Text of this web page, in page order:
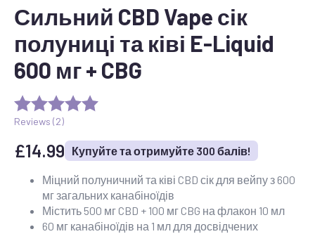
Сильний CBD Vape сік
полуниці та ківі E-Liquid
600 мг + CBG
Reviews (2)
£14.99 Купуйте та отримуйте 300 балів!
Міцний полуничний та ківі CBD сік для вейпу з 600
мг загальних канабіноїдів
Містить 500 мг CBD + 100 мг CBG на флакон 10 мл
60 мг канабіноїдів на 1 мл для досвідчених